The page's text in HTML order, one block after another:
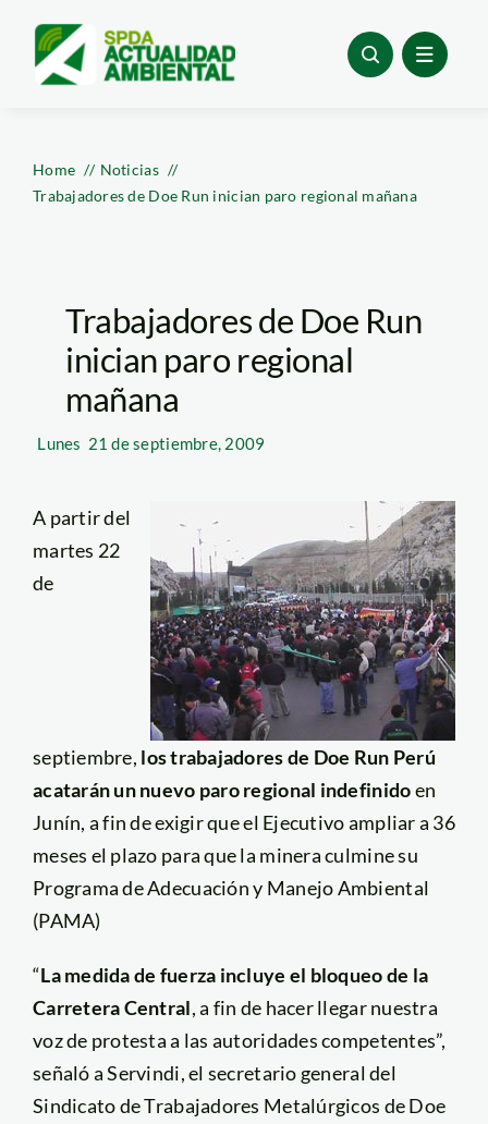
content
Home
Noticias
Trabajadores de Doe Run inician paro regional mañana
Trabajadores de Doe Run
inician paro regional
mañana
Lunes 21 de septiembre, 2009
A partir del
martes 22
de
septiembre, los trabajadores de Doe Run Perú
acatarán un nuevo paro regional indefinidoen
Junín, a fin de exigir que el Ejecutivo ampliar a 36
meses el plazo para que la minera culmine su
Programa de Adecuación y Manejo Ambiental
(PAMA)
“La medida de fuerza incluye el bloqueo de la
Carretera Central, a fin de hacer llegar nuestra
voz de protesta a las autoridades competentes”,
señaló a Servindi, el secretario general del
Sindicato de Trabajadores Metalúrgicos de Doe